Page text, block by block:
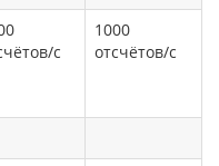
с
1000
отсчётов/с